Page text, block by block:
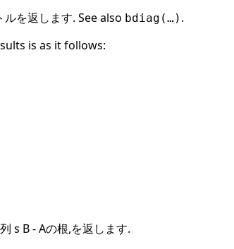
ルを返します. See also bdiag(…) .
is as it follows:
s B - Aの根,を返します.